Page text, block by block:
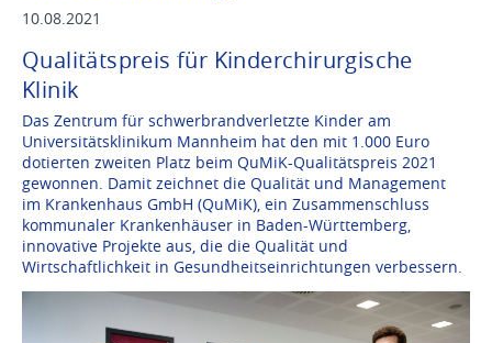
10.08.2021
Qualitätspreis für Kinderchirurgische
Klinik
Das Zentrum für schwerbrandverletzte Kinder am
Universitätsklinikum Mannheim hat den mit 1.000 Euro
dotierten zweiten Platz beim QuMiK-Qualitätspreis 2021
gewonnen. Damit zeichnet die Qualität und Management
im Krankenhaus GmbH (QuMiK), ein Zusammenschluss
kommunaler Krankenhäuser in Baden-Württemberg,
innovative Projekte aus, die die Qualität und
Wirtschaftlichkeit in Gesundheitseinrichtungen verbessern.